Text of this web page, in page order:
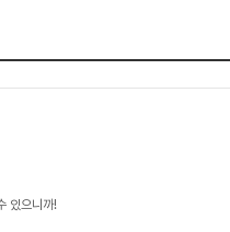
있으니까!